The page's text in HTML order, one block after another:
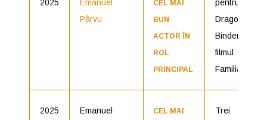
2025
Emanuel
Pârvu
CEL MAI
BUN
ACTOR ÎN
ROL
PRINCIPAL
pentru rolul
Dragoș
Binder din
filmul
Familiar
2025
Emanuel
CEL MAI
Trei